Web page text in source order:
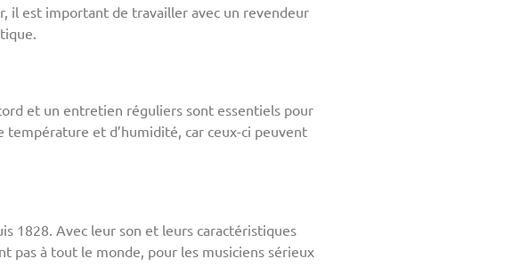
il est important de travailler avec un revendeur
et un entretien réguliers sont essentiels pour
et d’humidité, car ceux-ci peuvent
1828. Avec leur son et leurs caractéristiques
pas à tout le monde, pour les musiciens sérieux